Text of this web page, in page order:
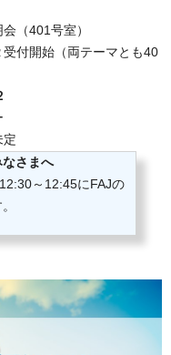
（401号室）
付開始（両テーマとも40
定
さまへ
～12:45にFAJの